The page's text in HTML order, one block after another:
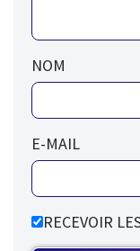
NOM
E-MAIL
RECEVOIR